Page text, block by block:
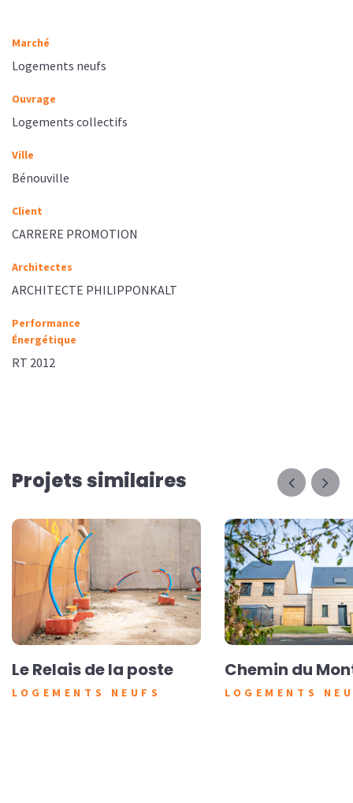
Marché
Logements neufs
Ouvrage
Logements collectifs
Ville
Bénouville
Client
CARRERE PROMOTION
Architectes
ARCHITECTE PHILIPPONKALT
Performance
Énergétique
RT 2012
Projets similaires
Le Relais de la poste
LOGEMENTS NEUFS
Chemin du
LOGEMENTS